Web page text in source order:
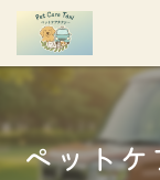
ペット